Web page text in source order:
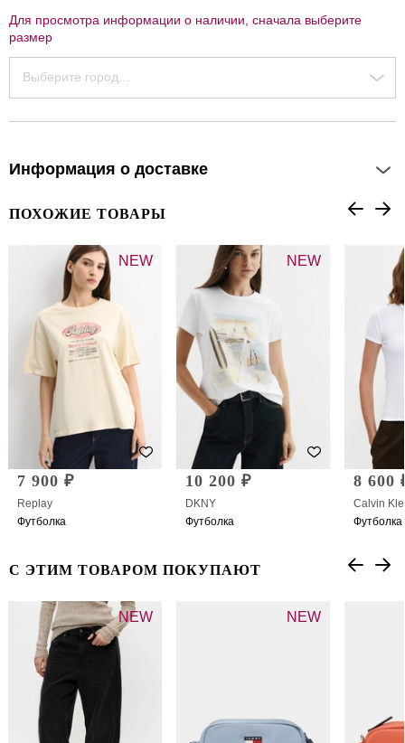
Для просмотра информации о наличии, сначала выберите
размер
Выберите город...
Информация о доставке
ПОХОЖИЕ ТОВАРЫ
NEW
7 900 ₽
Replay
Футболка
NEW
10 200 ₽
DKNY
Футболка
8 600
Calvin
Футболка
С ЭТИМ ТОВАРОМ ПОКУПАЮТ
NEW NEW